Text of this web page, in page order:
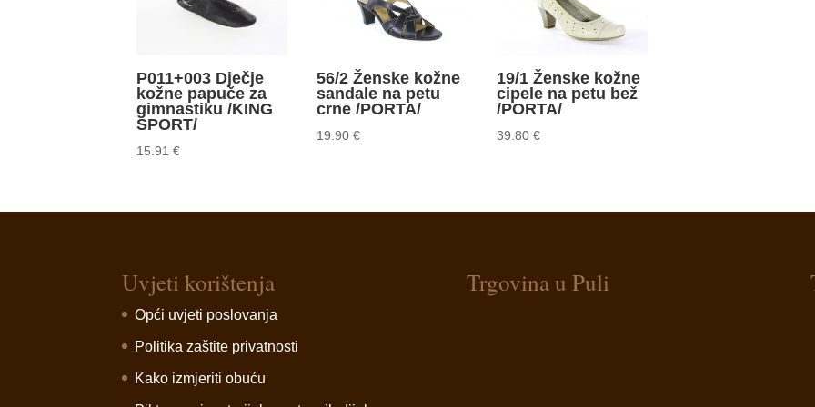
P011+003 Dječje
kožne papuče za
gimnastiku /KING
SPORT/
15.91€
56/2 Ženske kožne
sandale na petu
crne /PORTA/
19.90€
19/1 Ženske kožne
cipele na petu bež
/PORTA/
39.80€
Uvjeti korištenja
Opći uvjeti poslovanja
Politika zaštite privatnosti
Kako izmjeriti obuću
Trgovina u Puli